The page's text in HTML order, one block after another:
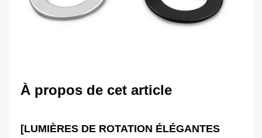
À propos de cet article
[LUMIÈRES DE ROTATION ÉLÉGANTES